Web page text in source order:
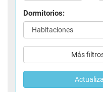
Dormitorios:
Más